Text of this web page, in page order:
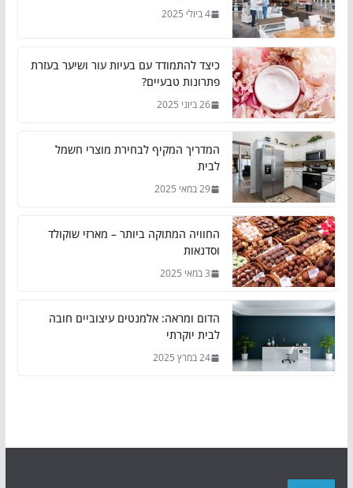
4 ביולי 2025
כיצד להתמודד עם בעיות עור ושיער בעזרת
פתרונות טבעיים?
26 ביוני 2025
המדריך המקיף לבחירת מוצרי חשמל
לבית
29 במאי 2025
החוויה המתוקה ביותר – מארזי שוקולד
וסדנאות
3 במאי 2025
הדום ומראה: אלמנטים עיצוביים חובה
לבית יוקרתי
24 במרץ 2025